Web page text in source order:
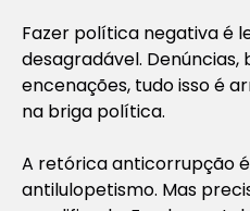
Fazer política negativa é
desagradável. Denúncias,
encenações, tudo isso é
na briga política.
A retórica anticorrupção
antilulopetismo. Mas